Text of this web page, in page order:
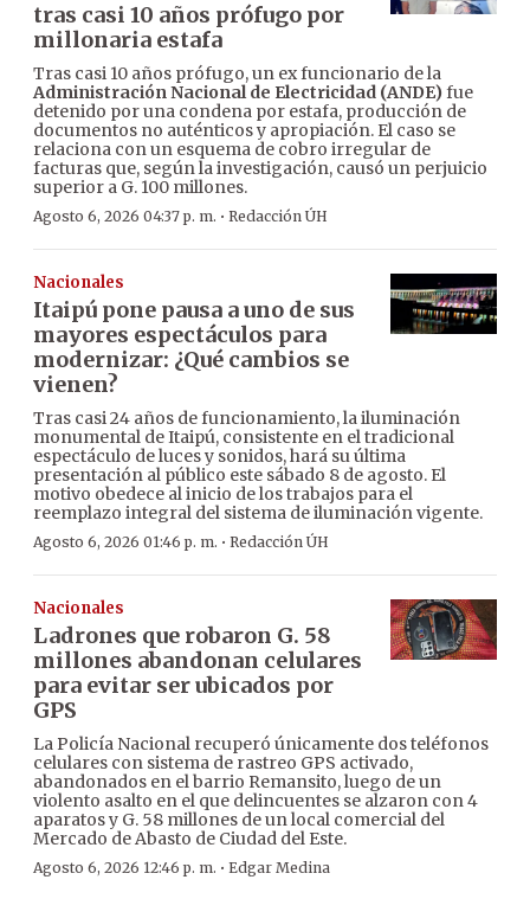
tras casi 10 años prófugo por
millonaria estafa
Tras casi 10 años prófugo, un ex funcionario de la
Administración Nacional de Electricidad (ANDE)fue
detenido por una condena por estafa, producción de
documentos no auténticos y apropiación. El caso se
relaciona con un esquema de cobro irregular de
facturas que, según la investigación, causó un perjuicio
superior a G. 100 millones.
Agosto 6, 2026 04:37 p. m. · Redacción ÚH
Nacionales
Itaipú pone pausa a uno de sus
mayores espectáculos para
modernizar: ¿Qué cambios se
vienen?
Tras casi 24 años de funcionamiento, la iluminación
monumental de Itaipú, consistente en el tradicional
espectáculo de luces y sonidos, hará su última
presentación al público este sábado 8 de agosto. El
motivo obedece al inicio de los trabajos para el
reemplazo integral del sistema de iluminación vigente.
Agosto 6, 2026 01:46 p. m. · Redacción ÚH
Nacionales
Ladrones que robaron G. 58
millones abandonan celulares
para evitar ser ubicados por
GPS
La Policía Nacional recuperó únicamente dos teléfonos
celulares con sistema de rastreo GPS activado,
abandonados en el barrio Remansito, luego de un
violento asalto en el que delincuentes se alzaron con 4
aparatos y G. 58 millones de un local comercial del
Mercado de Abasto de Ciudad del Este.
Agosto 6, 2026 12:46 p. m. · Edgar Medina